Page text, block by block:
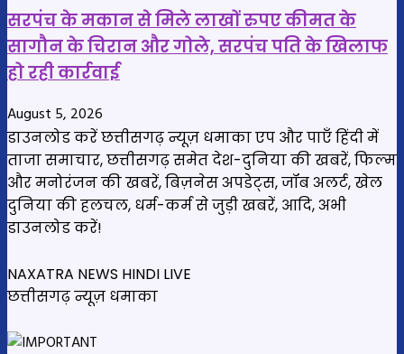
सरपंच के मकान से मिले लाखों रुपए कीमत के
सागौन के चिरान और गोले, सरपंच पति के खिलाफ
हो रही कार्रवाई
August 5, 2026
डाउनलोड करें छत्तीसगढ़ न्यूज़ धमाका एप और पाएँ हिंदी में
ताजा समाचार, छत्तीसगढ़ समेत देश-दुनिया की खबरें, फिल्म
और मनोरंजन की खबरें, बिज़नेस अपडेट्स, जॉब अलर्ट, खेल
दुनिया की हलचल, धर्म-कर्म से जुड़ी खबरें, आदि, अभी
डाउनलोड करें!
NAXATRA NEWS HINDI LIVE
छत्तीसगढ़ न्यूज़ धमाका